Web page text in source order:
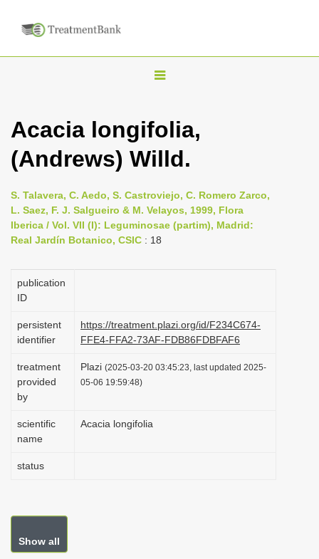
T
g
l
n
a
v
g
i
n
Acacia longifolia,
(Andrews) Willd.
S. Talavera, C. Aedo, S. Castroviejo, C. Romero Zarco,
L. Saez, F. J. Salgueiro & M. Velayos, 1999, Flora
Iberica / Vol. VII (I): Leguminosae (partim), Madrid:
Real Jardín Botanico, CSIC : 18
publication
ID
persistent
identifier
https://treatment.plazi.org/id/F234C674-
FFE4-FFA2-73AF-FDB86FDBFAF6
treatment
provided
by
Plazi (2025-03-20 03:45:23, last updated 2025-
05-06 19:59:48)
scientific
name
Acacia longifolia
status
Show all